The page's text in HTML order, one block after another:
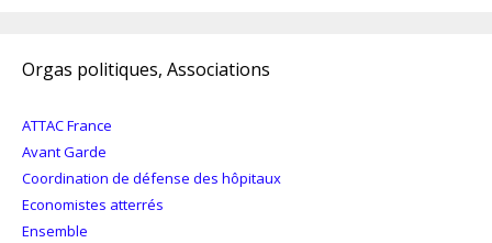
Orgas politiques, Associations
ATTAC France
Avant Garde
Coordination de défense des hôpitaux
Economistes atterrés
Ensemble